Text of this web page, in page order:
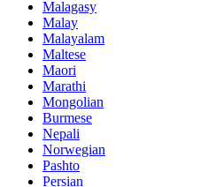
Malagasy
Malay
Malayalam
Maltese
Maori
Marathi
Mongolian
Burmese
Nepali
Norwegian
Pashto
Persian